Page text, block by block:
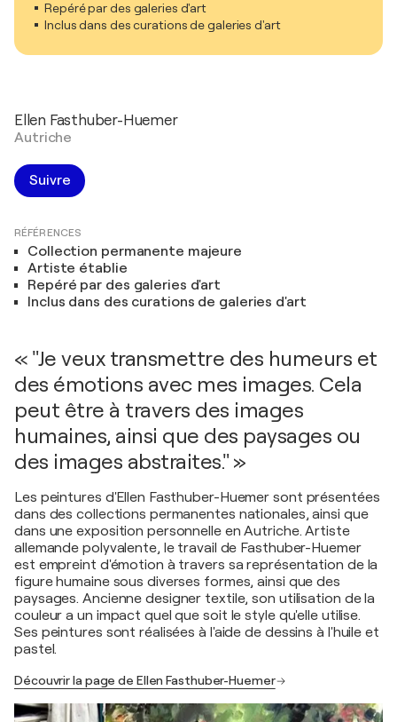
Repéré par des galeries d'art
Inclus dans des curations de galeries d'art
Ellen Fasthuber-Huemer
Autriche
Suivre
RÉFÉRENCES
Collection permanente majeure
Artiste établie
Repéré par des galeries d'art
Inclus dans des curations de galeries d'art
« "Je veux transmettre des humeurs et
des émotions avec mes images. Cela
peut être à travers des images
humaines, ainsi que des paysages ou
des images abstraites." »
Les peintures d'Ellen Fasthuber-Huemer sont présentées
dans des collections permanentes nationales, ainsi que
dans une exposition personnelle en Autriche. Artiste
allemande polyvalente, le travail de Fasthuber-Huemer
est empreint d'émotion à travers sa représentation de la
figure humaine sous diverses formes, ainsi que des
paysages. Ancienne designer textile, son utilisation de la
couleur a un impact quel que soit le style qu'elle utilise.
Ses peintures sont réalisées à l'aide de dessins à l'huile et
pastel.
Découvrir la page de Ellen Fasthuber-Huemer